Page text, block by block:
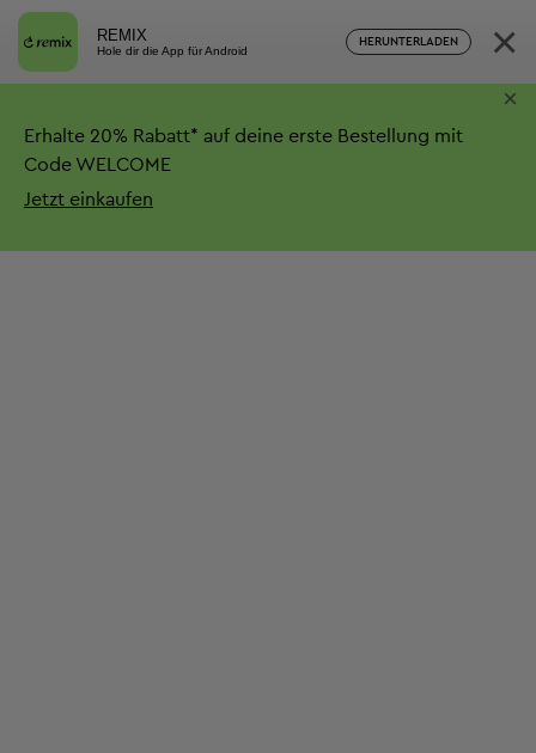
REMIX
Hole dir die App für Android
HERUNTERLADEN ×
Erhalte 20% Rabatt* auf deine erste Bestellung mit
Code WELCOME
Jetzt einkaufen
×